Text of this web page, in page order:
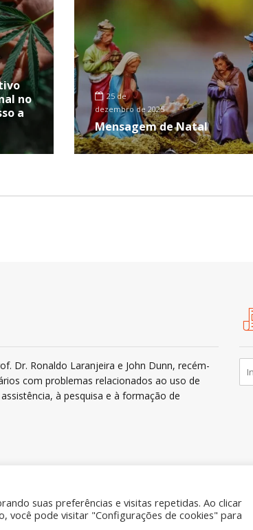
no
a
25 de
dezembro de 2025
Mensagem de Natal
Dr. Ronaldo Laranjeira e John Dunn, recém-
com problemas relacionados ao uso de
à pesquisa e à formação de
Quem Somos
suas preferências e visitas repetidas. Ao clicar
você pode visitar "Configurações de cookies" para